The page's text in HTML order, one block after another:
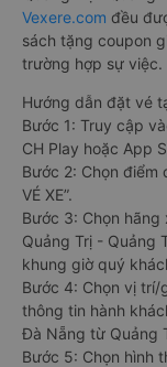
Vexere.com đều
sách tặng coupon
trường hợp sự việc.
Hướng dẫn đặt vé
Bước 1: Truy cập
CH Play hoặc App
Bước 2: Chọn điểm
VÉ XE”.
Bước 3: Chọn
Quảng Trị - Quảng
khung giờ quý
Bước 4: Chọn vị trí/
thông tin hành
Đà Nẵng từ Quảng
Bước 5: Chọn hình